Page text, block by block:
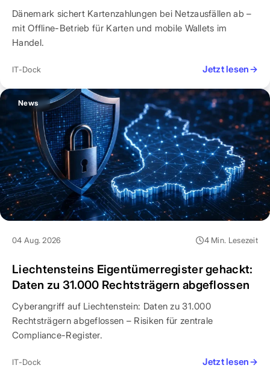
Dänemark sichert Kartenzahlungen bei Netzausfällen ab –
mit Offline-Betrieb für Karten und mobile Wallets im
Handel.
IT-Dock Jetzt lesen→
News
04 Aug. 2026 4 Min. Lesezeit
Liechtensteins Eigentümerregister gehackt:
Daten zu 31.000 Rechtsträgern abgeflossen
Cyberangriff auf Liechtenstein: Daten zu 31.000
Rechtsträgern abgeflossen – Risiken für zentrale
Compliance-Register.
IT-Dock Jetzt lesen→